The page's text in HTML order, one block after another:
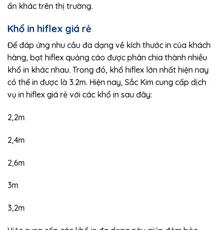
ấn khác trên thị trường.
Khổ in hiflex giá rẻ
Để đáp ứng nhu cầu đa dạng về kích thước in của khách
hàng, bạt hiflex quảng cáo được phân chia thành nhiều
khổ in khác nhau. Trong đó, khổ hiflex lớn nhất hiện nay
có thể in được là 3.2m. Hiện nay, Sắc Kim cung cấp dịch
vụ in hiflex giá rẻ với các khổ in sau đây:
2,2m
2,4m
2,6m
3m
3,2m